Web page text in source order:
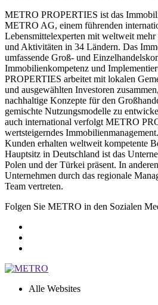
METRO PROPERTIES ist das
METRO AG, einem führenden
Lebensmittelexperten mit weltweit
und Aktivitäten in 34 Ländern. Das
umfassende Groß- und
Immobilienkompetenz und
PROPERTIES arbeitet mit lokalen
und ausgewählten Investoren
nachhaltige Konzepte für den
gemischte Nutzungsmodelle zu
auch international verfolgt METRO
wertsteigerndes
Kunden erhalten weltweit kompetente
Hauptsitz in Deutschland ist das
Polen und der Türkei präsent. In
Unternehmen durch das regionale
Team vertreten.
Folgen Sie METRO in den Sozialen
Alle Websites